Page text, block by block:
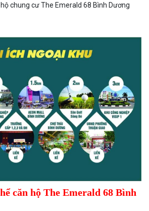
chung cư The Emerald 68 Bình Dương
căn hộ The Emerald 68 Bình